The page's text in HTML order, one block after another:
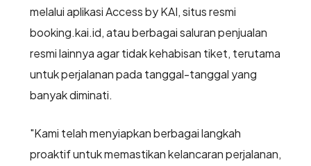
melalui aplikasi Access by KAI, situs resmi
booking.kai.id, atau berbagai saluran penjualan
resmi lainnya agar tidak kehabisan tiket, terutama
untuk perjalanan pada tanggal-tanggal yang
banyak diminati.
"Kami telah menyiapkan berbagai langkah
proaktif untuk memastikan kelancaran perjalanan,